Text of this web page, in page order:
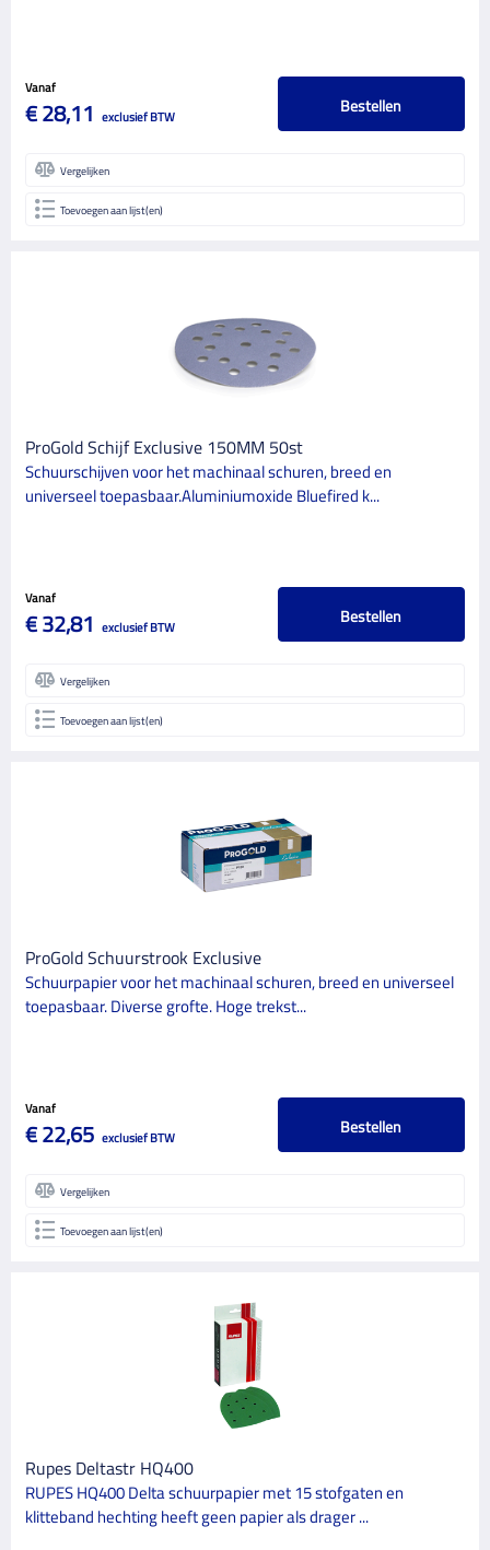
Vanaf
€ 28,11 exclusief BTW Bestellen
Vergelijken
Toevoegen aan lijst(en)
ProGold Schijf Exclusive 150MM 50st
Schuurschijven voor het machinaal schuren, breed en
universeel toepasbaar.Aluminiumoxide Bluefired k...
Vanaf
€ 32,81 exclusief BTW Bestellen
Vergelijken
Toevoegen aan lijst(en)
ProGold Schuurstrook Exclusive
Schuurpapier voor het machinaal schuren, breed en universeel
toepasbaar. Diverse grofte. Hoge trekst...
Vanaf
€ 22,65 exclusief BTW Bestellen
Vergelijken
Toevoegen aan lijst(en)
Rupes Deltastr HQ400
RUPES HQ400 Delta schuurpapier met 15 stofgaten en
klitteband hechting heeft geen papier als drager ...